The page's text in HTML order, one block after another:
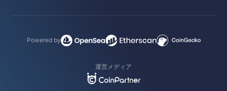
Powered by
運営メディア